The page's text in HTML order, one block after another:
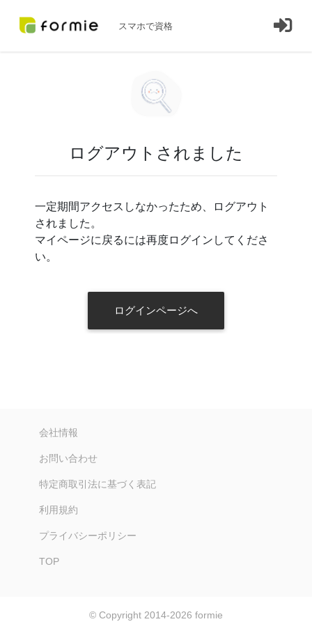
スマホで資格
ログアウトされました
一定期間アクセスしなかったため、ログアウト
されました。
マイページに戻るには再度ログインしてくださ
い。
会社情報
お問い合わせ
特定商取引法に基づく表記
利用規約
プライバシーポリシー
TOP
© Copyright 2014-2026 formie